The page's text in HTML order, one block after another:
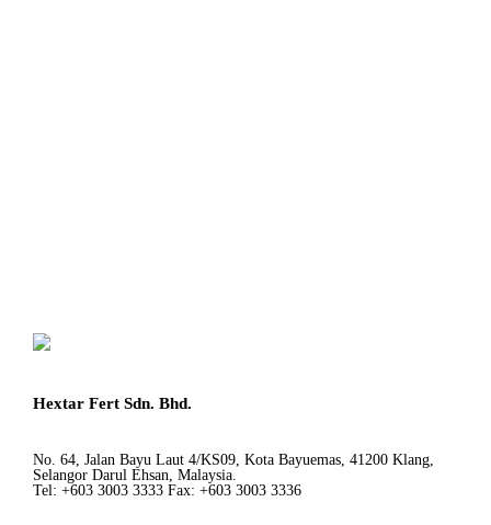
Hextar Fert Sdn. Bhd.
No. 64, Jalan Bayu Laut 4/KS09, Kota Bayuemas, 41200 Klang,
Selangor Darul Ehsan, Malaysia.
Tel: +603 3003 3333 Fax: +603 3003 3336